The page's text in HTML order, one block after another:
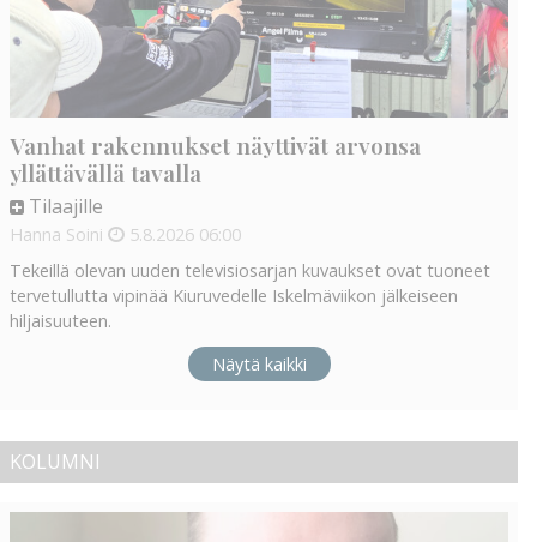
Vanhat rakennukset näyttivät arvonsa
yllättävällä tavalla
Tilaajille
Hanna Soini 5.8.2026 06:00
Tekeillä olevan uuden televisiosarjan kuvaukset ovat tuoneet
tervetullutta vipinää Kiuruvedelle Iskelmäviikon jälkeiseen
hiljaisuuteen.
Näytä kaikki
KOLUMNI